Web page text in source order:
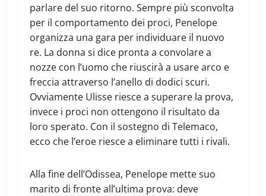
parlare del suo ritorno. Sempre più sconvolta
per il comportamento dei proci, Penelope
organizza una gara per individuare il nuovo
re. La donna si dice pronta a convolare a
nozze con l’uomo che riuscirà a usare arco e
freccia attraverso l’anello di dodici scuri.
Ovviamente Ulisse riesce a superare la prova,
invece i proci non ottengono il risultato da
loro sperato. Con il sostegno di Telemaco,
ecco che l’eroe riesce a eliminare tutti i rivali.
Alla fine dell’Odissea, Penelope mette suo
marito di fronte all’ultima prova: deve